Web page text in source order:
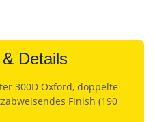
Details
300D Oxford, doppelte
Finish (190